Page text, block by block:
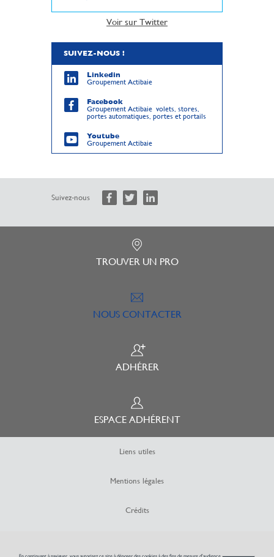
Voir sur Twitter
SUIVEZ-NOUS !
Linkedin
Groupement Actibaie
Facebook
Groupement Actibaie volets, stores,
portes automatiques, portes et portails
Youtube
Groupement Actibaie
Suivez-nous
TROUVER UN PRO
NOUS CONTACTER
ADHÉRER
ESPACE ADHÉRENT
Liens utiles
Mentions légales
Crédits